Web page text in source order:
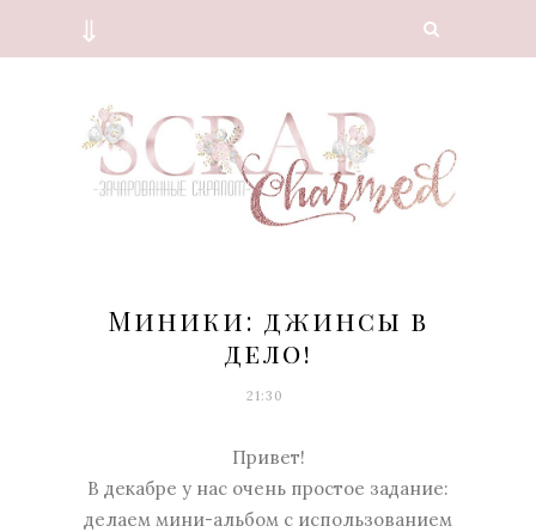
⇓
Миники: джинсы в
дело!
21:30
Привет!
В декабре у нас очень простое задание:
делаем мини-альбом с использованием